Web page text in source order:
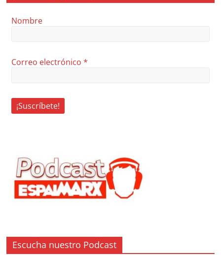
Nombre
Correo electrónico*
Escucha nuestro Podcast